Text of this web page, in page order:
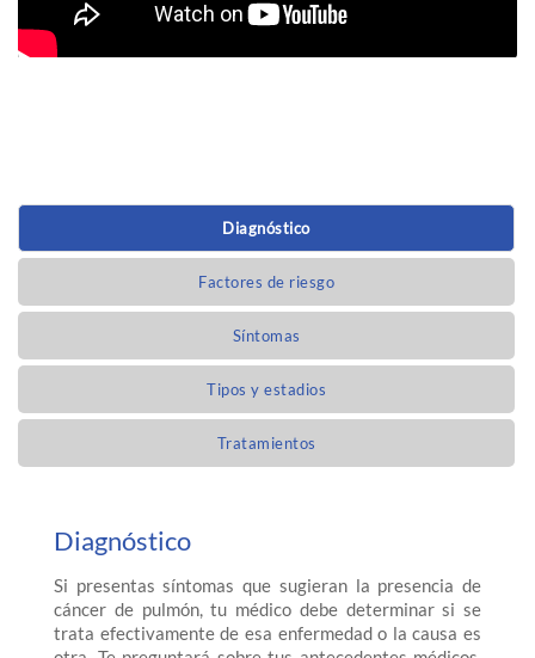
Diagnóstico
Factores de riesgo
Síntomas
Tipos y estadios
Tratamientos
Diagnóstico
Si presentas síntomas que sugieran la presencia de
cáncer de pulmón, tu médico debe determinar si se
trata efectivamente de esa enfermedad o la causa es